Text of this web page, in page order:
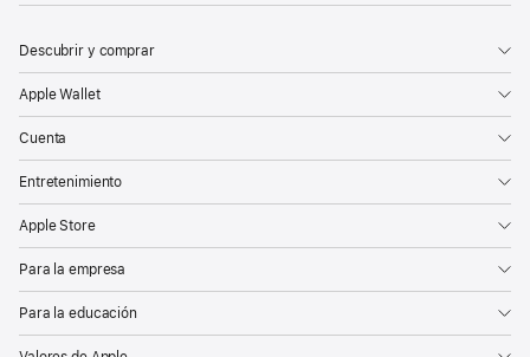
Descubrir y comprar
Apple Wallet
Cuenta
Entretenimiento
Apple Store
Para la empresa
Para la educación